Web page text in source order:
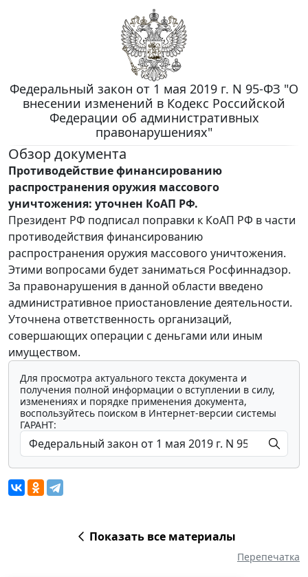
Федеральный закон от 1 мая 2019 г. N 95-ФЗ "О
внесении изменений в Кодекс Российской
Федерации об административных
правонарушениях"
Обзор документа
Противодействие финансированию
распространения оружия массового
уничтожения: уточнен КоАП РФ.
Президент РФ подписал поправки к КоАП РФ в части
противодействия финансированию
распространения оружия массового уничтожения.
Этими вопросами будет заниматься Росфиннадзор.
За правонарушения в данной области введено
административное приостановление деятельности.
Уточнена ответственность организаций,
совершающих операции с деньгами или иным
имуществом.
Для просмотра актуального текста документа и
получения полной информации о вступлении в силу,
изменениях и порядке применения документа,
воспользуйтесь поиском в Интернет-версии системы
ГАРАНТ:
Показать все материалы
Перепечатка